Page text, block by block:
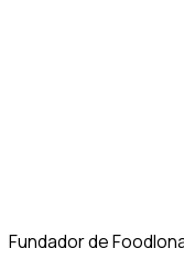
Fundador de